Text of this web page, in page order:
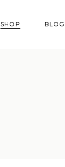
SHOP BLOG